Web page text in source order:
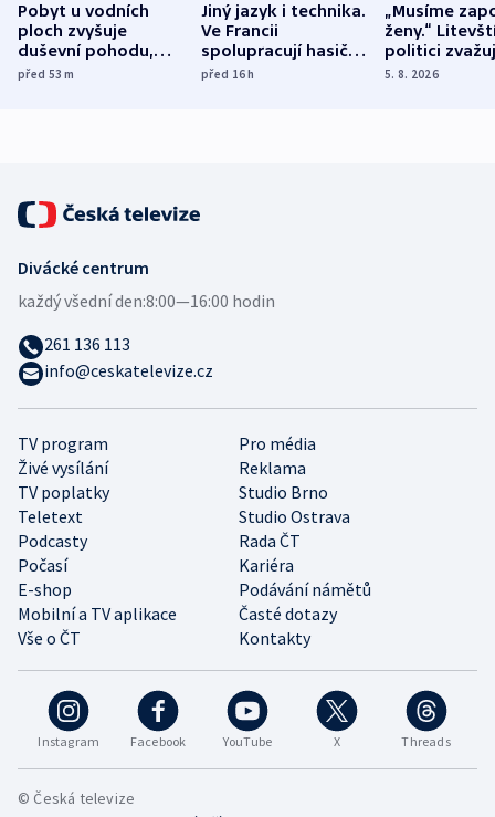
Pobyt u vodních
ploch zvyšuje
duševní pohodu,
ukázala
před 53m
Jiný jazyk i technika.
Ve Francii
spolupracují hasiči z
různých zemí
před 16h
„Musíme
ženy.“
politici
dohodu o
5. 8. 2026
Instagram Facebook YouTube X Threads
TV program
Pro média
Živé vysílání
Reklama
TV poplatky
Studio Brno
Teletext
Studio Ostrava
Podcasty
Rada ČT
Počasí
Kariéra
E-shop
Podávání námětů
Mobilní a TV aplikace
Časté dotazy
Vše o ČT
Kontakty
Divácké centrum
každý všední den:8:00—16:00 hodin
261 136 113
info@ceskatelevize.cz
© Česká televize